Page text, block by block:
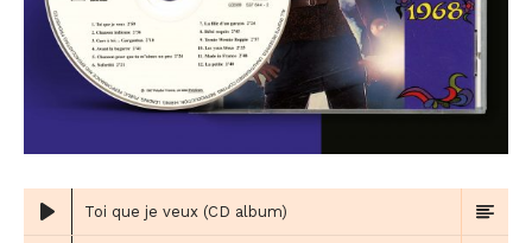
Toi que je veux (CD album)